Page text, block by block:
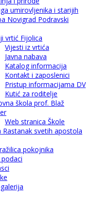
umirovljenika i starijih
Novigrad Podravski
vrtić Fijolica
Vijesti iz vrtića
Javna nabava
Katalog informacija
Kontakt i zaposlenici
Pristup informacijama DV
Kutić za roditelje
škola prof. Blaž
Web stranica Škole
Rastanak svetih apostola
pokojnika